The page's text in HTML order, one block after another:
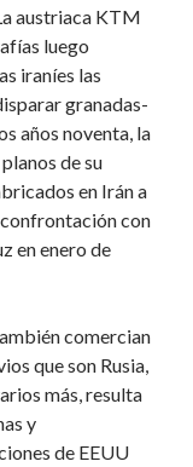
austriaca KTM
luego
iraníes las
granadas-
años noventa, la
de su
en Irán a
con
en enero de
comercian
que son Rusia,
más, resulta
y
de EEUU